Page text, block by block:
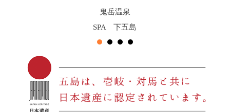
鬼岳温泉
SPA 下五島